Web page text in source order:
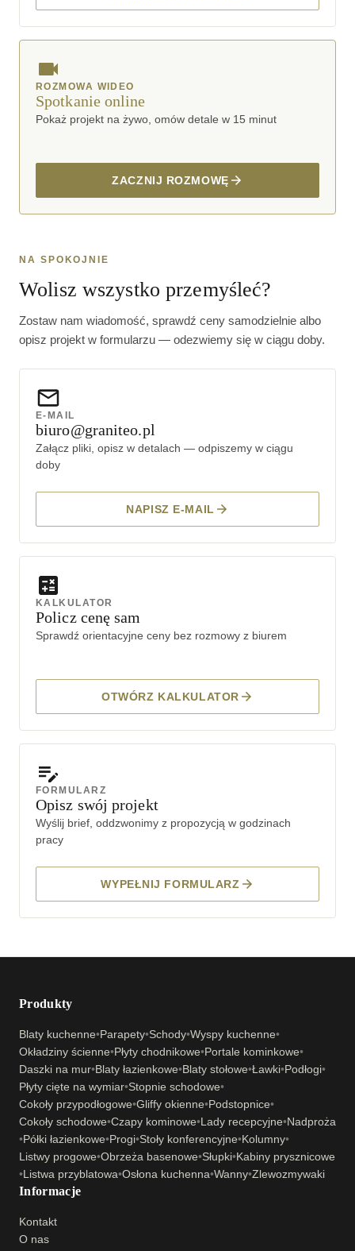
ROZMOWA WIDEO
Spotkanie online
Pokaż projekt na żywo, omów detale w 15 minut
ZACZNIJ ROZMOWĘ
NA SPOKOJNIE
Wolisz wszystko przemyśleć?
Zostaw nam wiadomość, sprawdź ceny samodzielnie albo
opisz projekt w formularzu — odezwiemy się w ciągu doby.
E-MAIL
biuro@graniteo.pl
Załącz pliki, opisz w detalach — odpiszemy w ciągu
doby
NAPISZ E-MAIL
KALKULATOR
Policz cenę sam
Sprawdź orientacyjne ceny bez rozmowy z biurem
OTWÓRZ KALKULATOR
FORMULARZ
Opisz swój projekt
Wyślij brief, oddzwonimy z propozycją w godzinach
pracy
WYPEŁNIJ FORMULARZ
Produkty
Blaty kuchenne•Parapety•Schody•Wyspy kuchenne•
Okładziny ścienne•Płyty chodnikowe•Portale kominkowe•
Daszki na mur•Blaty łazienkowe•Blaty stołowe•Ławki•Podłogi•
Płyty cięte na wymiar•Stopnie schodowe•
Cokoły przypodłogowe•Gliffy okienne•Podstopnice•
Cokoły schodowe•Czapy kominowe•Lady recepcyjne•Nadproża
•Półki łazienkowe•Progi•Stoły konferencyjne•Kolumny•
Listwy progowe•Obrzeża basenowe•Słupki•Kabiny prysznicowe
•Listwa przyblatowa•Osłona kuchenna•Wanny•Zlewozmywaki
Informacje
Kontakt
O nas